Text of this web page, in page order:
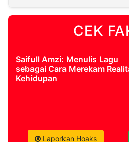
CEK
Saifull Amzi: Menulis Lagu
sebagai Cara Merekam
Kehidupan
Laporkan Hoaks